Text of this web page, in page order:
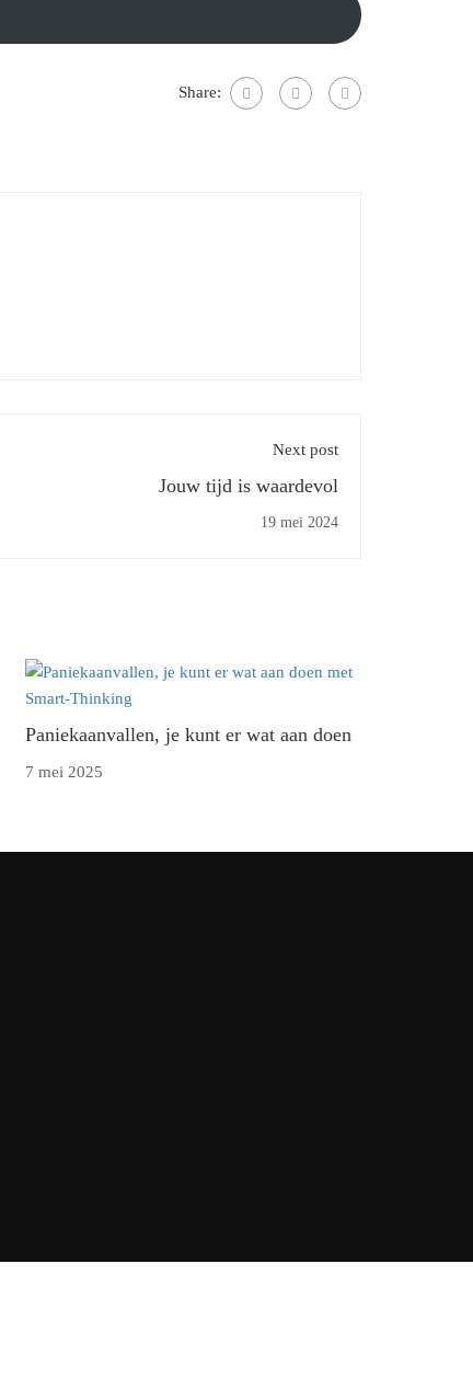
Share:
Next post
Jouw tijd is waardevol
19 mei 2024
Paniekaanvallen, je kunt er wat aan doen
7 mei 2025